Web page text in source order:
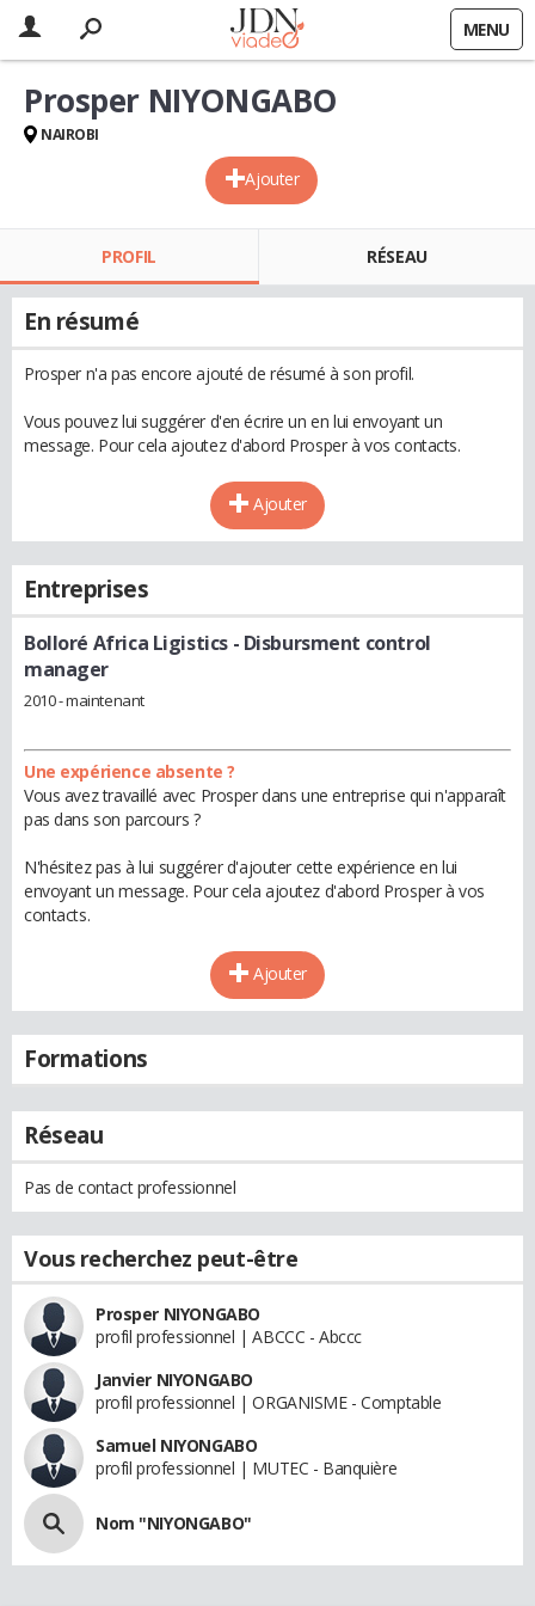
MENU
Ajouter
Prosper NIYONGABO
NAIROBI
PROFIL RÉSEAU
En résumé
Prosper n'a pas encore ajouté de résumé à son profil.
Vous pouvez lui suggérer d'en écrire un en lui envoyant un
message. Pour cela ajoutez d'abord Prosper à vos contacts.
Ajouter
Entreprises
Bolloré Africa Ligistics- Disbursment control
manager
2010 - maintenant
Une expérience absente ?
Vous avez travaillé avec Prosper dans une entreprise qui n'apparaît
pas dans son parcours ?
N'hésitez pas à lui suggérer d'ajouter cette expérience en lui
envoyant un message. Pour cela ajoutez d'abord Prosper à vos
contacts.
Ajouter
Formations
Réseau
Pas de contact professionnel
Vous recherchez peut-être
Prosper NIYONGABO
profil professionnel | ABCCC - Abccc
Janvier NIYONGABO
profil professionnel | ORGANISME - Comptable
Samuel NIYONGABO
profil professionnel | MUTEC - Banquière
Nom "NIYONGABO"